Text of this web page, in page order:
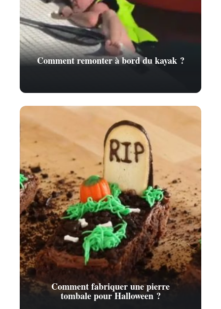
Comment remonter à bord du kayak ?
Comment fabriquer une pierre
tombale pour Halloween ?